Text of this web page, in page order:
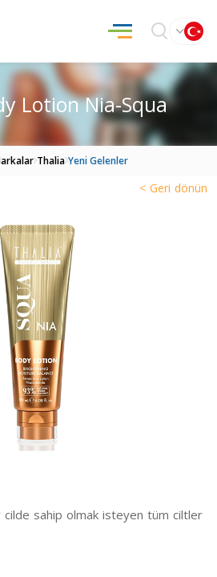
Lotion Nia-Squa
Thalia Yeni Gelenler
< Geri dönün
cilde sahip olmak isteyen tüm ciltler